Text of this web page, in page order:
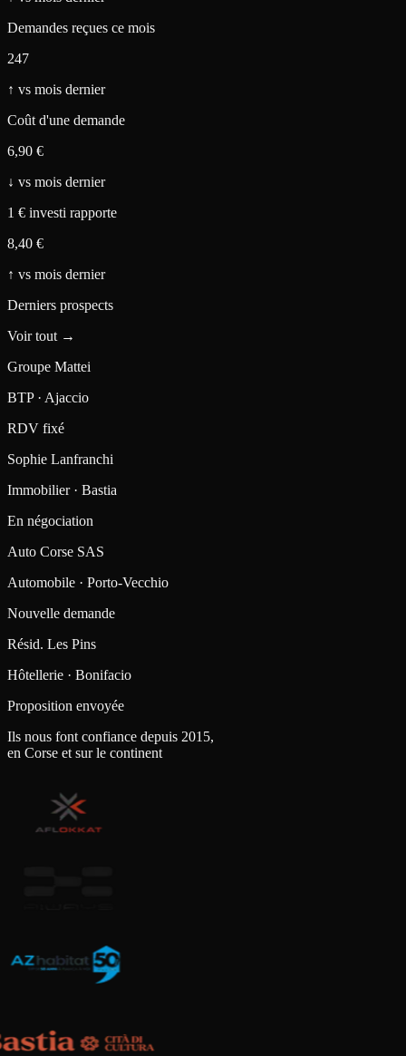
Demandes reçues ce mois
247
↑ vs mois dernier
Coût d'une demande
6,90 €
↓ vs mois dernier
1 € investi rapporte
8,40 €
↑ vs mois dernier
Derniers prospects
Voir tout →
Groupe Mattei
BTP · Ajaccio
RDV fixé
Sophie Lanfranchi
Immobilier · Bastia
En négociation
Auto Corse SAS
Automobile · Porto-Vecchio
Nouvelle demande
Résid. Les Pins
Hôtellerie · Bonifacio
Proposition envoyée
Ils nous font confiance depuis 2015,
en Corse et sur le continent